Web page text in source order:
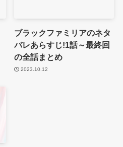
ブラックファミリアのネタ
バレあらすじ!1話～最終回
の全話まとめ
2023.10.12